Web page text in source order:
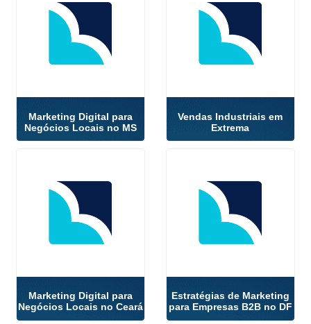
Marketing Digital para
Negócios Locais no MS
Vendas Industriais em
Extrema
Marketing Digital para
Negócios Locais no Ceará
Estratégias de Marketing
para Empresas B2B no DF